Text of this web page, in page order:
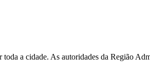
a cidade. As autoridades da Região